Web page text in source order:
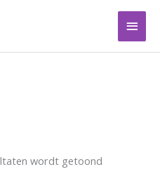
wordt getoond